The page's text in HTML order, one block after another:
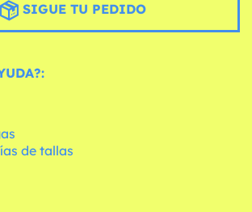
SIGUE TU PEDIDO
de tallas